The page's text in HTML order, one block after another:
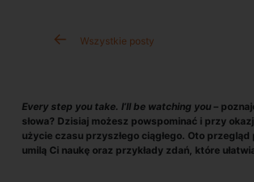
Wszystkie posty
Every step you take. I’ll be watching you –
słowa? Dzisiaj możesz powspominać i przy
użycie czasu przyszłego ciągłego. Oto
umilą Ci naukę oraz przykłady zdań, które